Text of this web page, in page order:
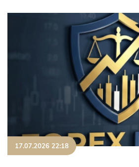
17.07.2026 22:18